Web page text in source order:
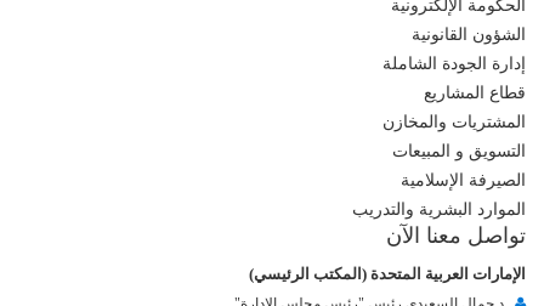
الحكومة الإلكترونية
الشؤون القانونية
إدارة الجودة الشاملة
قطاع المشاريع
المشتريات والمخازن
التسويق و المبيعات
الصيرفة الإسلامية
الموارد البشرية والتدريب
تواصل معنا الآن
الإمارات العربية المتحدة (المكتب الرئيسي)